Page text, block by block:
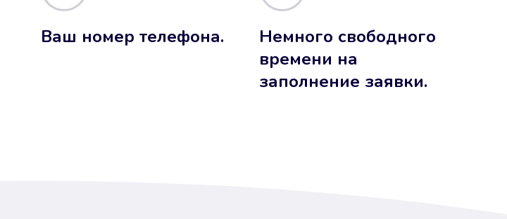
Ваш номер телефона.
Немного свободного
времени на
заполнение заявки.